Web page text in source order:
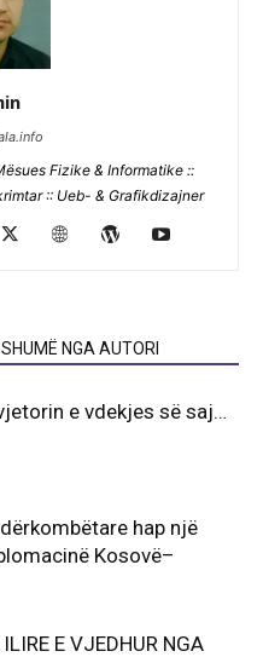
Fizike & Informatike ::
:: Ueb- & Grafikdizajner
NGA AUTORI
e vdekjes së saj…
hap një
Kosovë–
E VJEDHUR NGA